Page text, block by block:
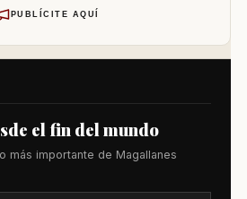
PUBLÍCITE AQUÍ
el fin del mundo
más importante de Magallanes